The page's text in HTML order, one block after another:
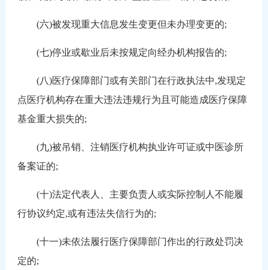
(六)被发现重大信息发生变更但未办理变更的;
(七)停业或歇业后未按规定向经办机构报告的;
(八)医疗保障部门或有关部门在行政执法中,发现定
点医疗机构存在重大违法违规行为且可能造成医疗保障
基金重大损失的;
(九)被吊销、注销医疗机构执业许可证或中医诊所
备案证的;
(十)法定代表人、主要负责人或实际控制人不能履
行协议约定,或有违法失信行为的;
(十一)未依法履行医疗保障部门作出的行政处罚决
定的;